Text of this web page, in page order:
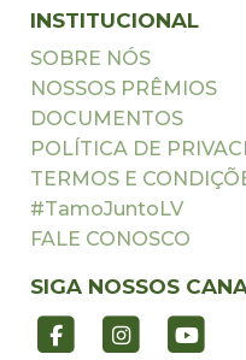
INSTITUCIONAL
SOBRE NÓS
NOSSOS PRÊMIOS
DOCUMENTOS
POLÍTICA DE
TERMOS E
#TamoJuntoLV
FALE CONOSCO
SIGA NOSSOS